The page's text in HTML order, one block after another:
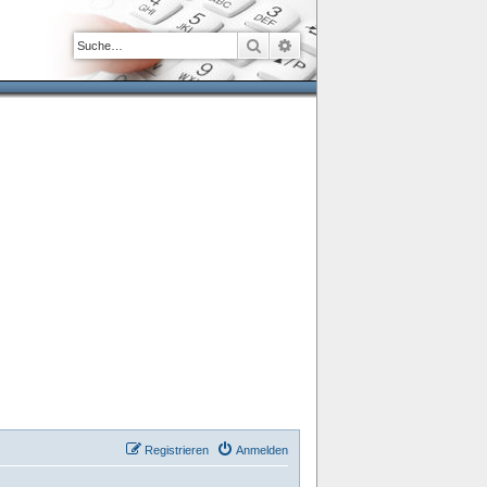
SucheErweiterte Suche
Anmelden
Registrieren